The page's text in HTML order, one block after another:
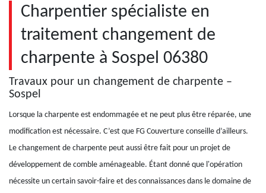
Charpentier spécialiste en
traitement changement de
charpente à Sospel 06380
Travaux pour un changement de charpente –
Sospel
Lorsque la charpente est endommagée et ne peut plus être réparée, une
modification est nécessaire. C’est que FG Couverture conseille d’ailleurs.
Le changement de charpente peut aussi être fait pour un projet de
développement de comble aménageable. Étant donné que l'opération
nécessite un certain savoir-faire et des connaissances dans le domaine de